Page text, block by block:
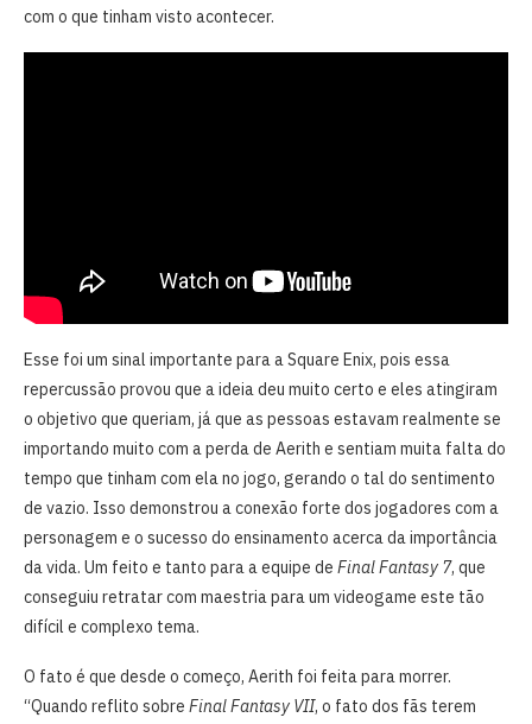
com o que tinham visto acontecer.
Esse foi um sinal importante para a Square Enix, pois essa
repercussão provou que a ideia deu muito certo e eles atingiram
o objetivo que queriam, já que as pessoas estavam realmente se
importando muito com a perda de Aerith e sentiam muita falta do
tempo que tinham com ela no jogo, gerando o tal do sentimento
de vazio. Isso demonstrou a conexão forte dos jogadores com a
personagem e o sucesso do ensinamento acerca da importância
da vida. Um feito e tanto para a equipe de Final Fantasy 7, que
conseguiu retratar com maestria para um videogame este tão
difícil e complexo tema.
O fato é que desde o começo, Aerith foi feita para morrer.
“Quando reflito sobre Final Fantasy VII, o fato dos fãs terem